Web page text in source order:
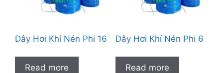
Dây Hơi Khí Nén Phi 16
Read more
Dây Hơi Khí Nén Phi 6
Read more